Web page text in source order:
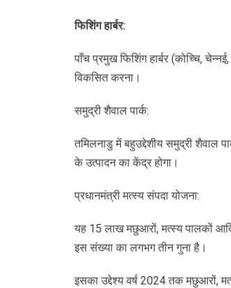
फिशिंग हार्बर:
पाँच प्रमुख फिशिंग हार्बर (कोच्चि,
विकसित करना।
समुद्री शैवाल पार्क:
तमिलनाडु में बहुउद्देशीय समुद्री शैवाल
के उत्पादन का केंद्र होगा।
प्रधानमंत्री मत्स्य संपदा योजना:
यह 15 लाख मछुआरों, मत्स्य पालकों
इस संख्या का लगभग तीन गुना है।
इसका उद्देश्य वर्ष 2024 तक मछुआरों,